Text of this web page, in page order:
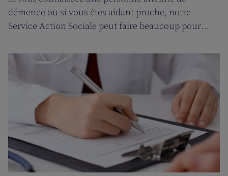
démence ou si vous êtes aidant proche, notre
Service Action Sociale peut faire beaucoup pour
qu'elle établit un plan de soins pour Jossé et
Maurice.